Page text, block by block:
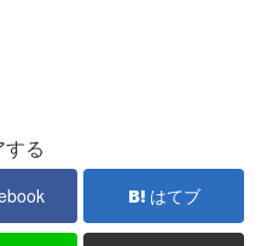
する
はてブ